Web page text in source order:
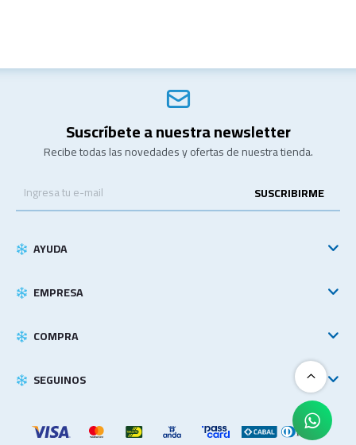
Suscríbete a nuestra newsletter
Recibe todas las novedades y ofertas de nuestra tienda.
SUSCRIBIRME
AYUDA
EMPRESA
COMPRA
SEGUINOS